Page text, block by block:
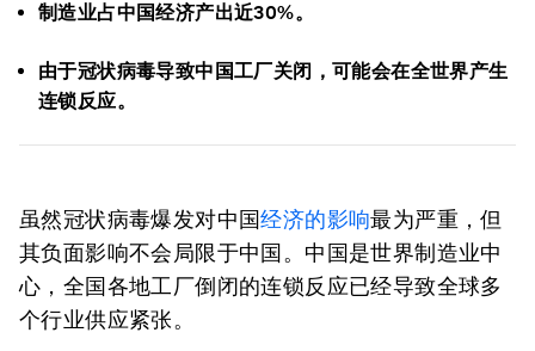
制造业占中国经济产出近30%。
由于冠状病毒导致中国工厂关闭，可能会在全世界产生
连锁反应。
虽然冠状病毒爆发对中国经济的影响最为严重，但
其负面影响不会局限于中国。中国是世界制造业中
心，全国各地工厂倒闭的连锁反应已经导致全球多
个行业供应紧张。